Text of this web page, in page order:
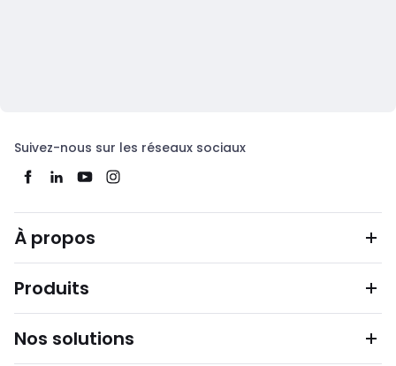
Suivez-nous sur les réseaux sociaux
À propos
Produits
Nos solutions